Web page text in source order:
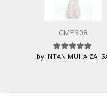
CMP308
Rated5
by INTAN MUHAIZA